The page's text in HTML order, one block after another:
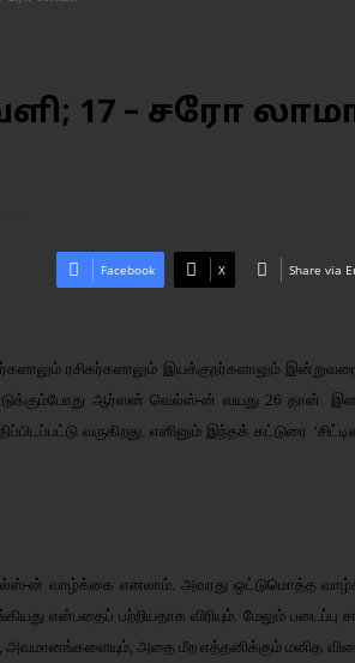
17 – சரோ
Facebook X Share via
ரசிகர்களாலும் இயக்குநர்களாலும்
எடுக்கும்போது ஆர்ஸன் வெல்ஸ்-ன் வயது 26
வருகிறது. எனினும் இந்தக் கட்டுரை
ன் வாழ்க்கை எனலாம். அவரது ஒட்டுமொத்த
என்பதைப் பற்றியதாக விரியும். மேலும்
அவமானங்களையும், அதை மீற எத்தனிக்கும் மனித